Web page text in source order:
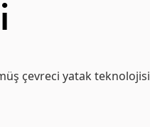
çevreci yatak teknolojisi